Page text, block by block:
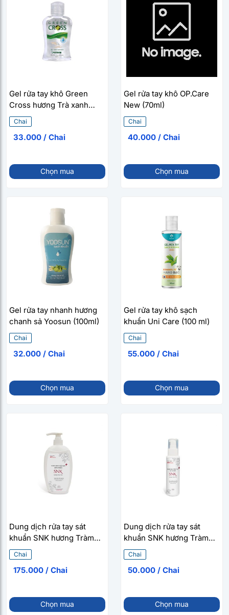
Gel rửa tay khô Green
Cross hương Trà xanh
(100ml)
Chai
33.000 / Chai
Chọn mua
Gel rửa tay khô OP.Care
New (70ml)
Chai
40.000 / Chai
Chọn mua
Gel rửa tay nhanh hương
chanh sả Yoosun (100ml)
Chai
32.000 / Chai
Chọn mua
Gel rửa tay khô sạch
khuẩn Uni Care (100 ml)
Chai
55.000 / Chai
Chọn mua
Dung dịch rửa tay sát
khuẩn SNK hương Tràm
Trà (Chai 600ml)
Chai
175.000 / Chai
Chọn mua
Dung dịch rửa tay sát
khuẩn SNK hương Tràm
Trà (Chai 100ml)
Chai
50.000 / Chai
Chọn mua